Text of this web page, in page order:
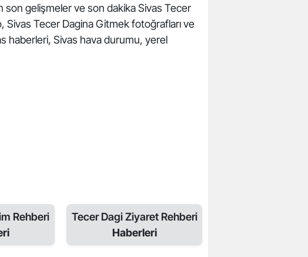
son gelişmeler ve son dakika Sivas Tecer
Sivas Tecer Dagina Gitmek fotoğrafları ve
haberleri, Sivas hava durumu, yerel
Rehberi
Tecer Dagi Ziyaret Rehberi
Haberleri